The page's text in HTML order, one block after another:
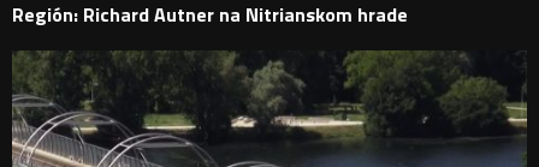
Región: Richard Autner na Nitrianskom hrade